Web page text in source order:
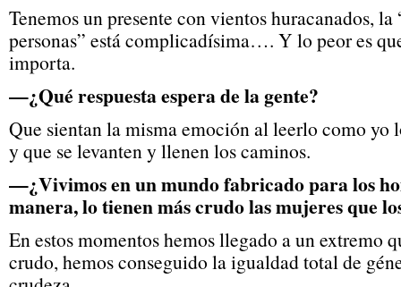
Tenemos un presente con vientos huracanados,
personas” está complicadísima…. Y lo peor es
importa.
—¿Qué respuesta espera de la gente?
Que sientan la misma emoción al leerlo como yo
y que se levanten y llenen los caminos.
—¿Vivimos en un mundo fabricado para los
manera, lo tienen más crudo las mujeres que
En estos momentos hemos llegado a un extremo
crudo, hemos conseguido la igualdad total de